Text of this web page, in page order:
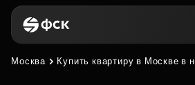
Москва Купить квартиру в Москве в